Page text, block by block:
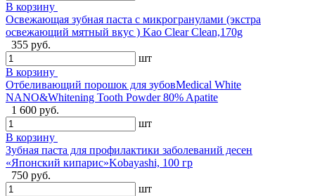
В корзину
Освежающая зубная паста с микрогранулами (экстра
освежающий мятный вкус ) Kao Clear Clean,170g
355 руб.
шт
В корзину
Отбеливающий порошок для зубовMedical White
NANO&Whitening Tooth Powder 80% Apatite
1 600 руб.
шт
В корзину
Зубная паста для профилактики заболеваний десен
«Японский кипарис»Kobayashi, 100 гр
750 руб.
шт